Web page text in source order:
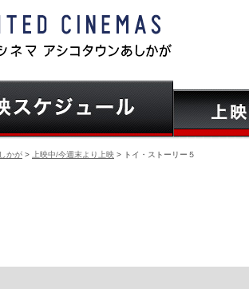
かが > 上映中/今週末より上映 > トイ・ストーリー５